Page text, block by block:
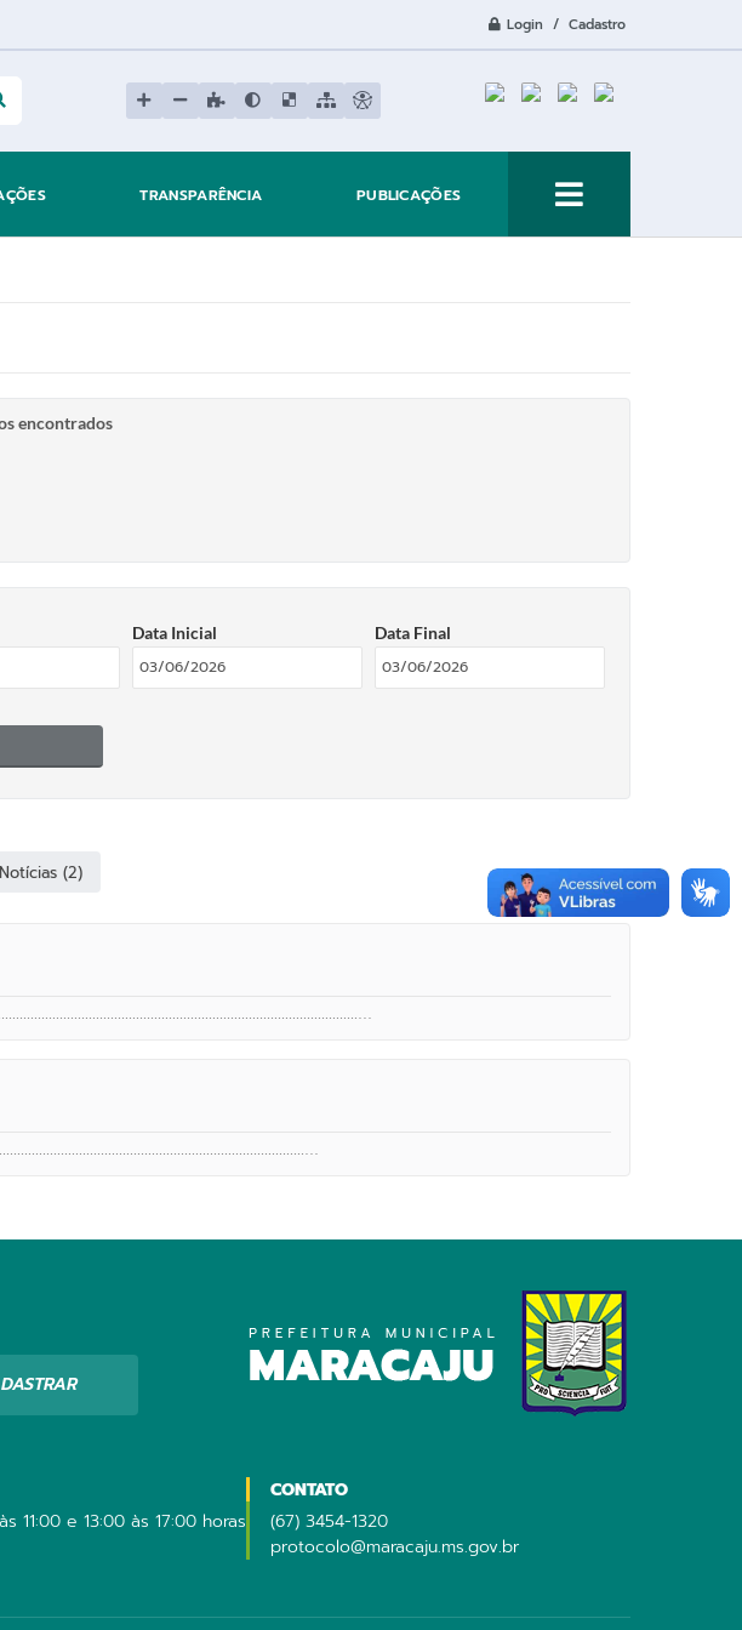
Login / Cadastro
TRANSPARÊNCIA PUBLICAÇÕES
encontrados
Data Inicial Data Final
Notícias (2)
11:00 e 13:00 às 17:00 horas
CONTATO
(67) 3454-1320
protocolo@maracaju.ms.gov.br